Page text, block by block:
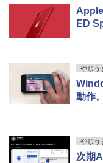
ED
やじう
動作
やじう
次期